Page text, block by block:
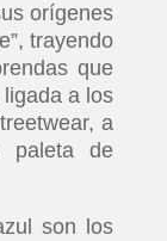
orígenes
trayendo
que
a los
a
paleta de
son los